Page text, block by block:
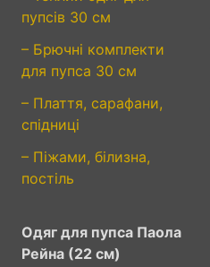
пупсів 30 см
– Брючні комплекти
для пупса 30 см
– Плаття, сарафани,
спідниці
– Піжами, білизна,
постіль
Одяг для пупса Паола
Рейна (22 см)